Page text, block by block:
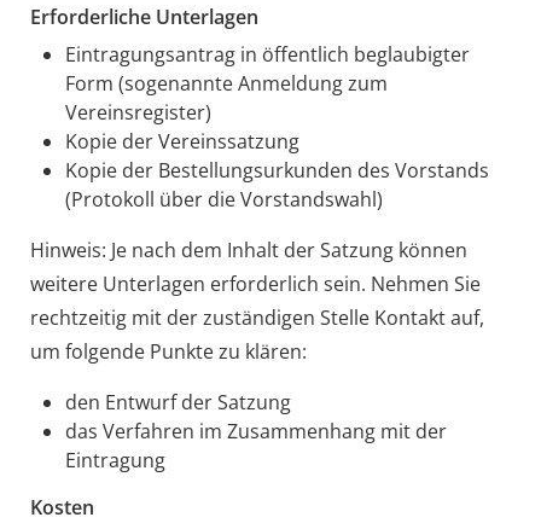
Erforderliche Unterlagen
Eintragungsantrag in öffentlich beglaubigter
Form (sogenannte Anmeldung zum
Vereinsregister)
Kopie der Vereinssatzung
Kopie der Bestellungsurkunden des Vorstands
(Protokoll über die Vorstandswahl)
Hinweis: Je nach dem Inhalt der Satzung können
weitere Unterlagen erforderlich sein. Nehmen Sie
rechtzeitig mit der zuständigen Stelle Kontakt auf,
um folgende Punkte zu klären:
den Entwurf der Satzung
das Verfahren im Zusammenhang mit der
Eintragung
Kosten